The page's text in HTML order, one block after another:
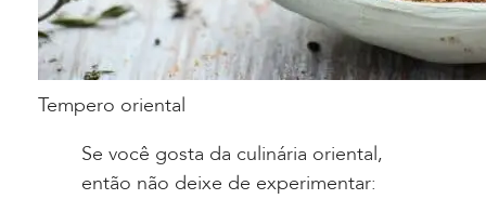
Tempero oriental
Se você gosta da culinária oriental,
então não deixe de experimentar: